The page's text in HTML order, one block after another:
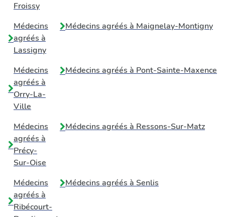
Froissy
Médecins
agréés à
Lassigny
Médecins agréés à Maignelay-Montigny
Médecins
agréés à
Orry-La-
Ville
Médecins agréés à Pont-Sainte-Maxence
Médecins
agréés à
Précy-
Sur-Oise
Médecins agréés à Ressons-Sur-Matz
Médecins
agréés à
Ribécourt-
Médecins agréés à Senlis